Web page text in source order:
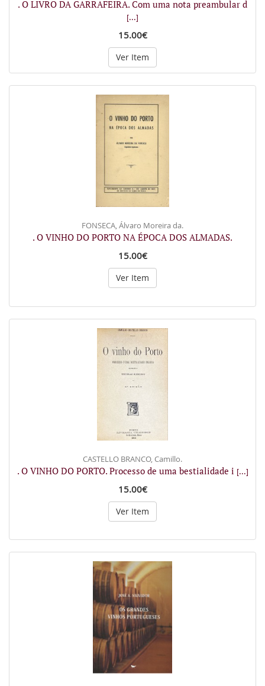
. O LIVRO DA GARRAFEIRA. Com uma nota preambular d
[...]
15.00€
Ver Item
FONSECA, Álvaro Moreira da.
. O VINHO DO PORTO NA ÉPOCA DOS ALMADAS.
15.00€
Ver Item
CASTELLO BRANCO, Camillo.
. O VINHO DO PORTO. Processo de uma bestialidade i [...]
15.00€
Ver Item